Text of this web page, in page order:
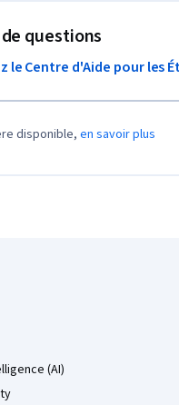
questions
le Centre d'Aide pour les
disponible, en savoir plus
(AI)